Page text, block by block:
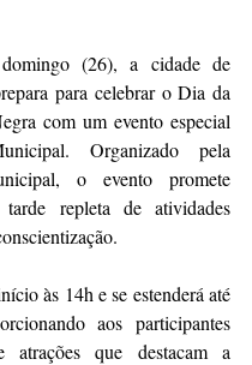
(26), a cidade de
para celebrar o Dia da
com um evento especial
Organizado pela
o evento promete
repleta de atividades
às 14h e se estenderá até
aos participantes
atrações que destacam a